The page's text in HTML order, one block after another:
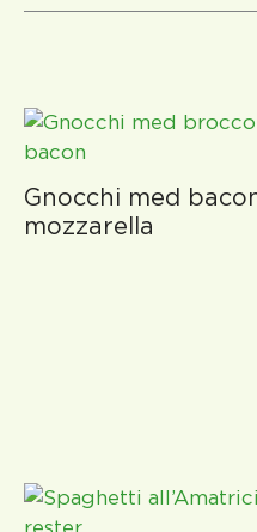
Gnocchi med
mozzarella